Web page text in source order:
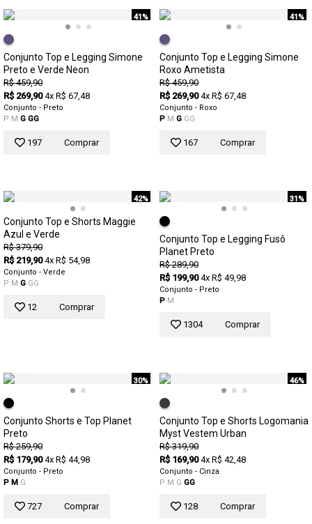
41%
Conjunto Top e Legging Simone
Preto e Verde Neon
R$ 459,90
R$ 269,90 4x R$ 67,48
Conjunto - Preto
P M G GG
197 Comprar
41%
Conjunto Top e Legging Simone
Roxo Ametista
R$ 459,90
R$ 269,90 4x R$ 67,48
Conjunto - Roxo
P M G GG
167 Comprar
42%
Conjunto Top e Shorts Maggie
Azul e Verde
R$ 379,90
R$ 219,90 4x R$ 54,98
Conjunto - Verde
P M G GG
12 Comprar
31%
Conjunto Top e Legging Fusô
Planet Preto
R$ 289,90
R$ 199,90 4x R$ 49,98
Conjunto - Preto
P M
1304 Comprar
30%
Conjunto Shorts e Top Planet
Preto
R$ 259,90
R$ 179,90 4x R$ 44,98
Conjunto - Preto
P M G
727 Comprar
46%
Conjunto Top e Shorts Logomania
Myst Vestem Urban
R$ 319,90
R$ 169,90 4x R$ 42,48
Conjunto - Cinza
P M G GG
128 Comprar